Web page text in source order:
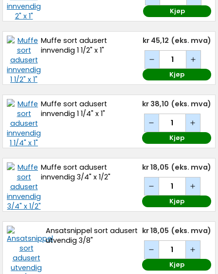
Kjøp
Muffe sort adusert
innvendig 1 1/2" x 1"
kr 45,12 (eks. mva)
Kjøp
Muffe sort adusert
innvendig 1 1/4" x 1"
kr 38,10 (eks. mva)
Kjøp
Muffe sort adusert
innvendig 3/4" x 1/2"
kr 18,05 (eks. mva)
Kjøp
Ansatsnippel sort adusert
utvendig 3/8"
kr 18,05 (eks. mva)
Kjøp